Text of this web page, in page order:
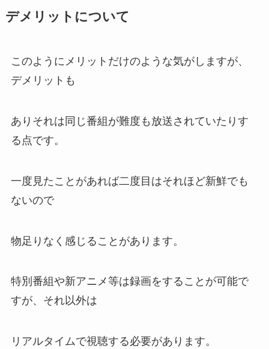
デメリットについて
このようにメリットだけのような気がしますが、
デメリットも
ありそれは同じ番組が難度も放送されていたりす
る点です。
一度見たことがあれば二度目はそれほど新鮮でも
ないので
物足りなく感じることがあります。
特別番組や新アニメ等は録画をすることが可能で
すが、それ以外は
リアルタイムで視聴する必要があります。